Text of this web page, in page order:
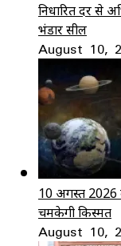
निर्धारित दर से
भंडार सील
August 10,
10 अगस्त
चमकेगी किस्मत
August 10,